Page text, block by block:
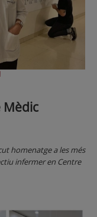
Mèdic
homenatge a les més
infermer en Centre